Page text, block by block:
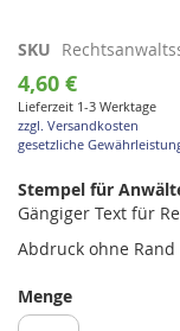
Zum
Anfang
der
Bildgalerie
springen
SKU
4,60 €
Lieferzeit 1-3 Werktage
zzgl. Versandkosten
gesetzliche
Stempel für
Gängiger Text für
Abdruck ohne Rand
Menge